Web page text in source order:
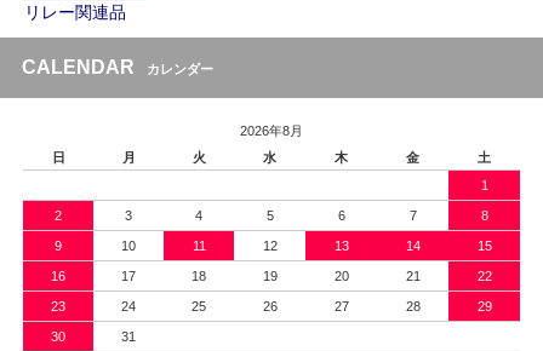
リレー関連品
CALENDAR カレンダー
2026年8月
日
月 火 水 木 金
土
1
2 3 4 5 6 7 8
9 10 11 12 13 14 15
16 17 18 19 20 21 22
23 24 25 26 27 28 29
30 31